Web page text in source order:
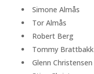
Simone Almås
Tor Almås
Robert Berg
Tommy Brattbakk
Glenn Christensen